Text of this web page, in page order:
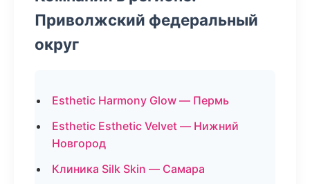
Приволжский федеральный
округ
Esthetic Harmony Glow — Пермь
Esthetic Esthetic Velvet — Нижний
Новгород
Клиника Silk Skin — Самара